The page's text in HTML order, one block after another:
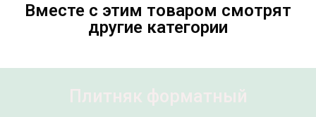
Вместе с этим товаром смотрят
другие категории
Плитняк форматный